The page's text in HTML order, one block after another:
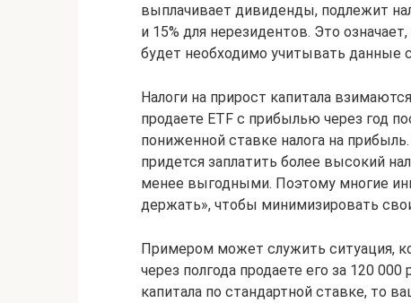
выплачивает дивиденды, подлежит
и 15% для нерезидентов. Это
будет необходимо учитывать данные
Налоги на прирост капитала
продаете ETF с прибылью через год
пониженной ставке налога на
придется заплатить более высокий
менее выгодными. Поэтому многие
держать», чтобы минимизировать
Примером может служить ситуация,
через полгода продаете его за 120
капитала по стандартной ставке, то